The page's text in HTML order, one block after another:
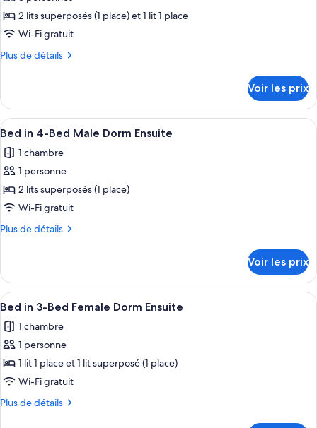
2 lits superposés (1 place) et 1 lit 1 place
Wi-Fi gratuit
Plus de détails
Plus
le
type
de
5-
Bed
Room
Ensuite
Voir les prix
Afficher
toutes
les
photos
pour
ce
type
Bed
in
4-
Bed
Male
Dorm
Ensuite
Lits superposés avec une structure
9
Bed in 4-Bed Male Dorm Ensuite
1 chambre
1 personne
2 lits superposés (1 place)
Wi-Fi gratuit
Plus de détails
Plus
le
type
de
Bed
in
Bed
Male
Ensuite
Voir les prix
Afficher
toutes
les
photos
pour
ce
type
Une chambre avec un lit superposé,
5
Bed in 3-Bed Female Dorm Ensuite
1 chambre
1 personne
1 lit 1 place et 1 lit superposé (1 place)
Wi-Fi gratuit
Plus de détails
Plus